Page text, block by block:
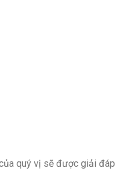
quý vị sẽ được giải đáp